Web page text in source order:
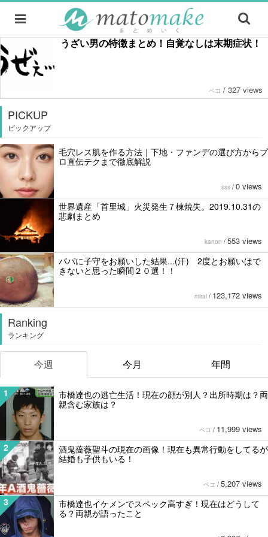
うざい男の特徴まとめ！自覚なしは末期症状！
ペコ / 327 views
PICKUP
ピックアップ
毛穴レス肌を作る方法｜下地・ファンデの選び方からプ
ロ直伝テクまで徹底解説
sss / 0 views
世界遺産「首里城」火災発生７棟焼失。2019.10.31の
悲劇まとめ
kanon / 553 views
パパに子守をお願いした結果...(汗) 2度とお願いはで
きないと思った瞬間２０選！！
mirai / 123,172 views
Ranking
ランキング
今週 今月 年間
1
市橋達也の逃亡生活！現在の顔が別人？出所時期は？両
親含む家族は？
ペコ / 11,999 views
2
酒鬼薔薇聖斗の現在の画像！現在も異常行動をしてるが
結婚も子供もいる！
ペコ / 5,207 views
3
市橋達也イケメンでスペック高すぎ！現在はどうして
る？両親が語ったこと